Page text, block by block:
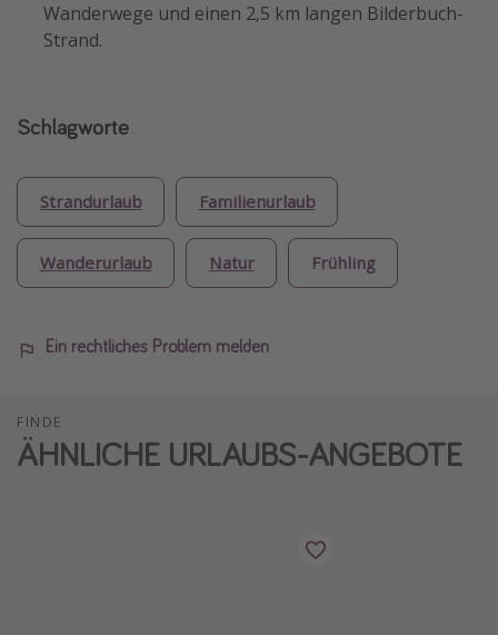
Wanderwege und einen 2,5 km langen Bilderbuch-
Strand.
Schlagworte
Strandurlaub Familienurlaub
Wanderurlaub Natur Frühling
Ein rechtliches Problem melden
FINDE
ÄHNLICHE URLAUBS-ANGEBOTE